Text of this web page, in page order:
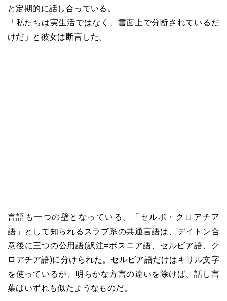
と定期的に話し合っている。
「私たちは実生活ではなく、書面上で分断されているだ
けだ」と彼女は断言した。
言語も一つの壁となっている。「セルボ・クロアチア
語」として知られるスラブ系の共通言語は、デイトン合
意後に三つの公用語(訳注=ボスニア語、セルビア語、ク
ロアチア語)に分けられた。セルビア語だけはキリル文字
を使っているが、明らかな方言の違いを除けば、話し言
葉はいずれも似たようなものだ。